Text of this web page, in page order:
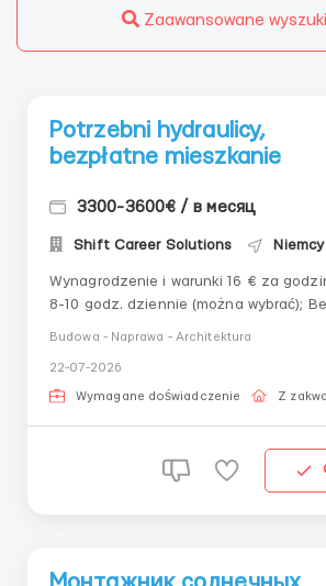
Zaawansowane
Potrzebni hydraulicy,
bezpłatne mieszkanie
3300-3600€ / в месяц
Shift Career Solutions
Wynagrodzenie i warunki 16 € za godzinę; Pn. - Sob. po
8-10 godz. dziennie (można wybrać); Bezpłatne
pracownicza; Prawo jazdy kategorii B (preferowane).
Obowiązki: Wykonywanie montażu i...
Budowa - Naprawa - Architektura
22-07-2026
Wymagane doświadczenie Z